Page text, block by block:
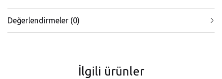
Değerlendirmeler (0)
İlgili ürünler